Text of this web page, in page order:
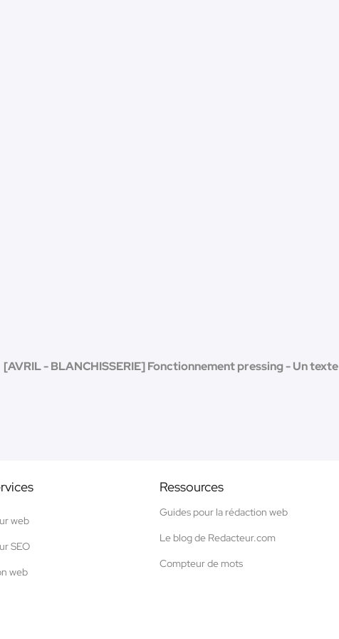
[AVRIL - BLANCHISSERIE] Fonctionnement pressing - Un texte
web
SEO
web
Ressources
Guides pour la rédaction web
Le blog de Redacteur.com
Compteur de mots